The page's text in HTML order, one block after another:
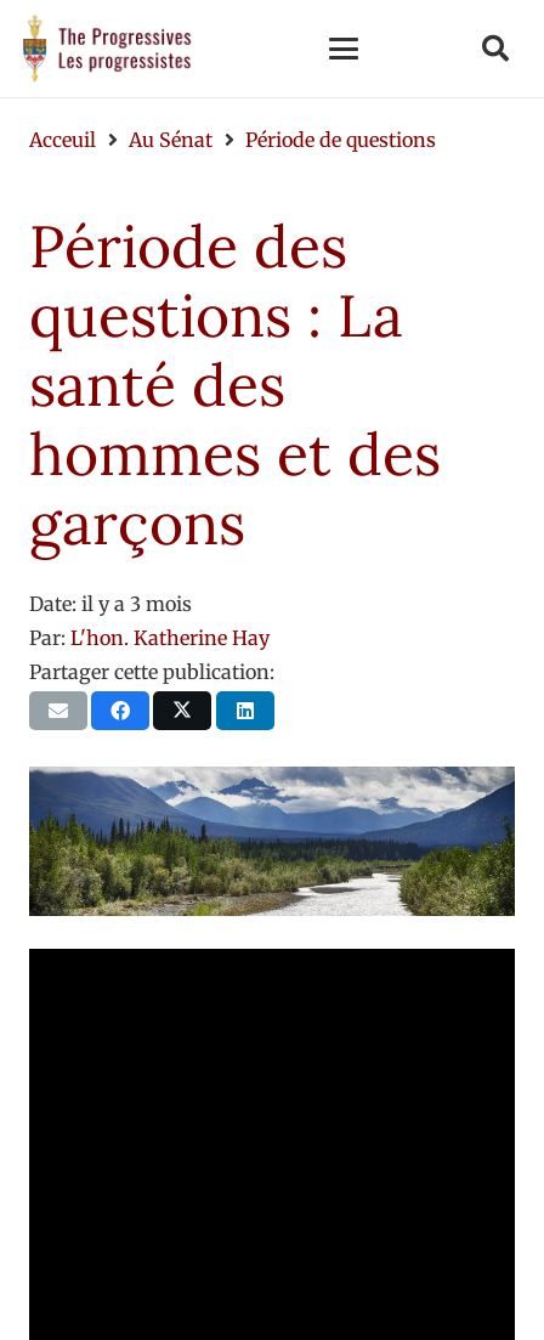
Acceuil Au Sénat Période de questions
Période des
questions : La
santé des
hommes et des
garçons
Date: il y a 3 mois
Par: L'hon. Katherine Hay
Partager cette publication: